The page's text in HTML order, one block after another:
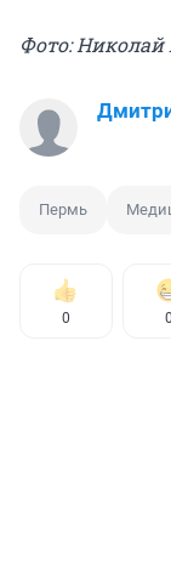
Фото:
Пермь
0 0